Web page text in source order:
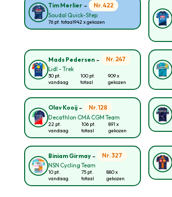
Tim Merlier -
Nr. 422
Soudal Quick-Step
76 pt. totaal942 x gekozen
Mads Pedersen -
Nr. 247
Lidl - Trek
30 pt.
vandaag
100 pt.
totaal
909 x
gekozen
Olav Kooij -
Nr. 128
Decathlon CMA CGM Team
22 pt.
vandaag
106 pt.
totaal
891 x
gekozen
Biniam Girmay -
Nr. 327
NSN Cycling Team
10 pt.
vandaag
75 pt.
totaal
880 x
gekozen